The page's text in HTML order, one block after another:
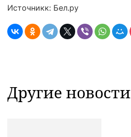
Источникк: Бел.ру
Другие новости